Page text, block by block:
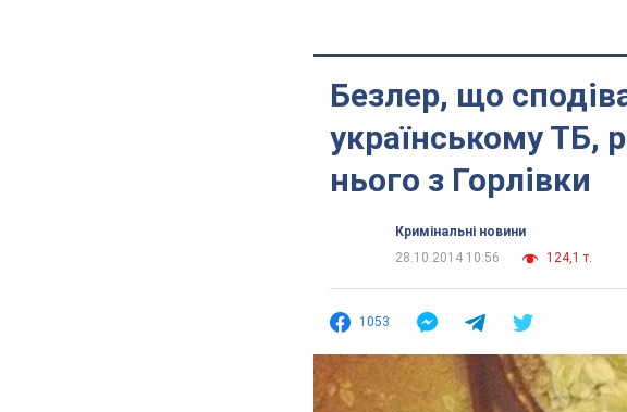
Безлер, що
українському ТБ,
нього з Горлівки
Кримінальні новини
28.10.2014 10:56
124,1 т.
1053